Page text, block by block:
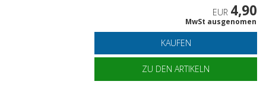
EUR 4,90
MwSt ausgenomen
KAUFEN
ZU DEN ARTIKELN